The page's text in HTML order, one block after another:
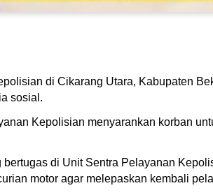
di Cikarang Utara, Kabupaten
sosial.
Kepolisian menyarankan korban
di Unit Sentra Pelayanan
motor agar melepaskan kembali